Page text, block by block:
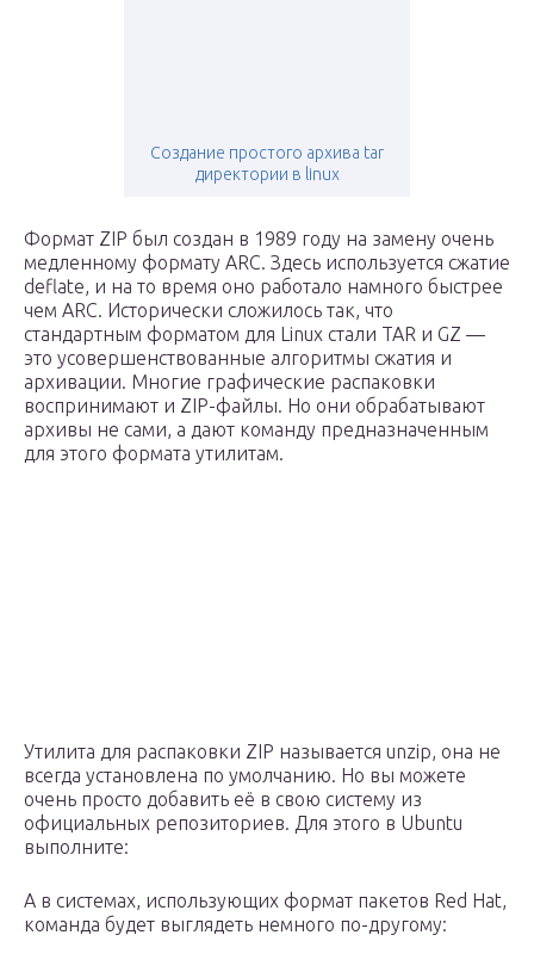
Создание простого архива tar
директории в linux
Формат ZIP был создан в 1989 году на замену очень
медленному формату ARC. Здесь используется сжатие
deflate, и на то время оно работало намного быстрее
чем ARC. Исторически сложилось так, что
стандартным форматом для Linux стали TAR и GZ —
это усовершенствованные алгоритмы сжатия и
архивации. Многие графические распаковки
воспринимают и ZIP-файлы. Но они обрабатывают
архивы не сами, а дают команду предназначенным
для этого формата утилитам.
Утилита для распаковки ZIP называется unzip, она не
всегда установлена по умолчанию. Но вы можете
очень просто добавить её в свою систему из
официальных репозиториев. Для этого в Ubuntu
выполните:
А в системах, использующих формат пакетов Red Hat,
команда будет выглядеть немного по-другому: